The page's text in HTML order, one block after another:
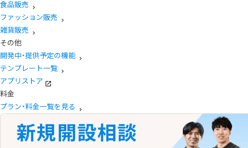
食品販売
ファッション販売
雑貨販売
その他
開発中・提供予定の機能
テンプレート一覧
アプリストア
料金
プラン・料金一覧を見る